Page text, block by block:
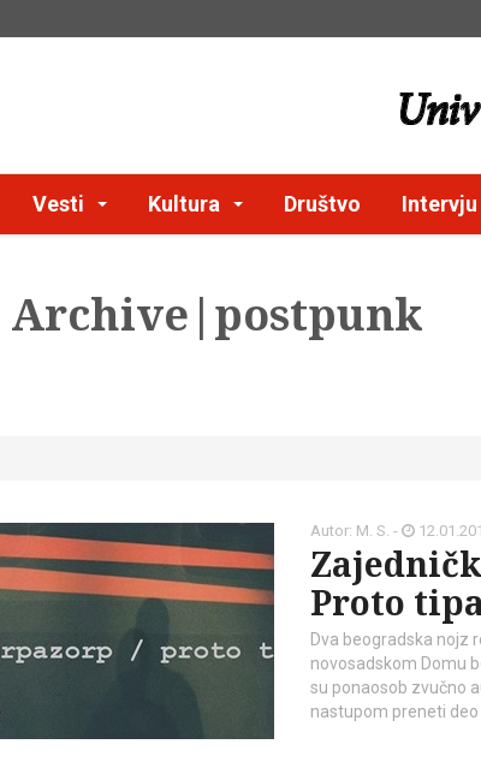
Vesti Kultura Društvo Intervju
Archive|postpunk
Autor: M. S. -
Proto
Dva beogradska nojz
novosadskom Domu
su ponaosob zvučno
nastupom preneti deo